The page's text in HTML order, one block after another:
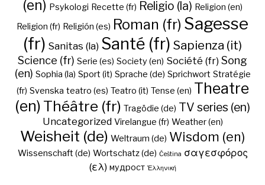
(en) Psykologi Recette (fr) Religio (la) Religion (en)
Religion (fr) Religión (es) Roman (fr) Sagesse
(fr) Sanitas (la) Santé (fr) Sapienza (it)
Science (fr) Serie (es) Society (en) Société (fr) Song
(en) Sophia (la) Sport (it) Sprache (de) Sprichwort Stratégie
(fr) Svenska teatro (es) Teatro (it) Tense (en) Theatre
(en) Théâtre (fr) Tragödie (de) TV series (en)
Uncategorized Virelangue (fr) Weather (en)
Weisheit (de) Weltraum (de) Wisdom (en)
Wissenschaft (de) Wortschatz (de) Čeština σαγεσφόρος
(ελ) мудрост Ἑλληνική